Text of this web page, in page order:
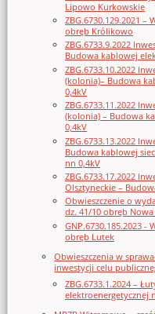
Lipowo Kurkowskie
ZBG.6730.129.2021 –
obręb Królikowo
ZBG.6733.9.2022
Budowa kablowej
ZBG.6733.10.2022
(kolonia)– Budowa
0,4kV
ZBG.6733.11.2022
(kolonia) – Budowa
0,4kV
ZBG.6733.13.2022
Budowa kablowej
nn 0,4kV
ZBG.6733.17.2022
Olsztyneckie –
Obwieszczenie o
dz. 41/10 obręb
GNP.6730.185.2023 -
obręb Lutek
Obwieszczenia w
inwestycji celu
ZBG.6733.1.2024 –
elektroenergetycznej